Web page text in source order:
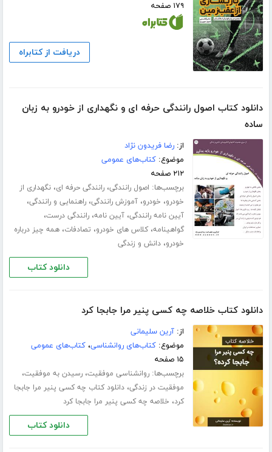
۱۷۹ صفحه
دریافت از کتابراه
دانلود کتاب اصول رانندگی حرفه ای و نگهداری از خودرو به زبان
ساده
از:رضا فریدون نژاد
موضوع:کتاب‌های عمومی
۲۱۲ صفحه
برچسب‌ها: اصول رانندگی،رانندگی حرفه ای،نگهداری از
خودرو، خودرو،آموزش رانندگی،راهنمایی و رانندگی،
آیین نامه رانندگی،آیین نامه،رانندگی درست،
گواهینامه،کلاس های خودرو، تصادفات،همه چیز درباره
خودرو،دانش و زندگی
دانلود کتاب
دانلود کتاب خلاصه چه کسی پنیر مرا جابجا کرد
از:آرین سلیمانی
موضوع:کتاب‌های روانشناسی،کتاب‌های عمومی
۱۵ صفحه
برچسب‌ها:روانشناسی موفقیت،رسیدن به موفقیت،
موفقیت در زندگی،دانلود کتاب چه کسی پنیر مرا جابجا
کرد، خلاصه چه کسی پنیر مرا جابجا کرد
دانلود کتاب